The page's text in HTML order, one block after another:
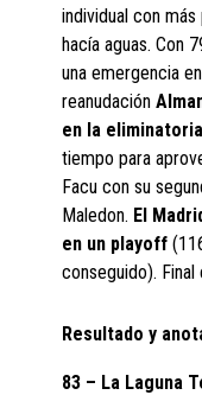
individual con
hacía aguas. Con
una emergencia
reanudación
en la
tiempo para
Facu con su
Maledon. El
en un playoff
conseguido). Final
Resultado y
83 – La Laguna